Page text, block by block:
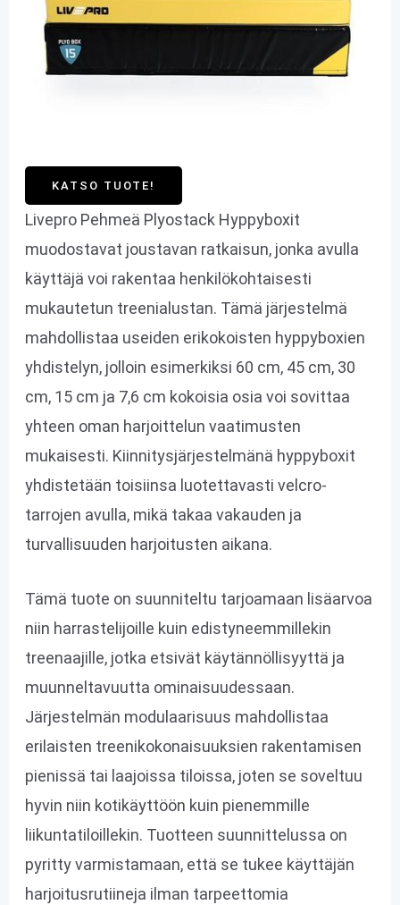
KATSO TUOTE!
Livepro Pehmeä Plyostack Hyppyboxit
muodostavat joustavan ratkaisun, jonka avulla
käyttäjä voi rakentaa henkilökohtaisesti
mukautetun treenialustan. Tämä järjestelmä
mahdollistaa useiden erikokoisten hyppyboxien
yhdistelyn, jolloin esimerkiksi 60 cm, 45 cm, 30
cm, 15 cm ja 7,6 cm kokoisia osia voi sovittaa
yhteen oman harjoittelun vaatimusten
mukaisesti. Kiinnitysjärjestelmänä hyppyboxit
yhdistetään toisiinsa luotettavasti velcro-
tarrojen avulla, mikä takaa vakauden ja
turvallisuuden harjoitusten aikana.
Tämä tuote on suunniteltu tarjoamaan lisäarvoa
niin harrastelijoille kuin edistyneemmillekin
treenaajille, jotka etsivät käytännöllisyyttä ja
muunneltavuutta ominaisuudessaan.
Järjestelmän modulaarisuus mahdollistaa
erilaisten treenikokonaisuuksien rakentamisen
pienissä tai laajoissa tiloissa, joten se soveltuu
hyvin niin kotikäyttöön kuin pienemmille
liikuntatiloillekin. Tuotteen suunnittelussa on
pyritty varmistamaan, että se tukee käyttäjän
harjoitusrutiineja ilman tarpeettomia